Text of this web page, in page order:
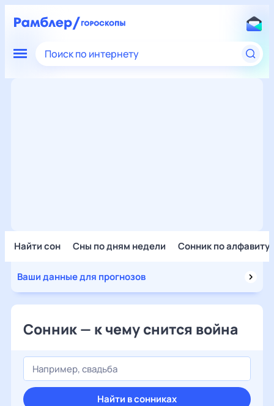
Поиск по интернету
Найти сон Сны по дням недели Сонник по алфавиту
Ваши данные для прогнозов
Сонник — к чему снится война
Найти в сонниках